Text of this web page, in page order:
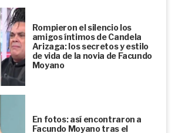
Rompieron el silencio los
amigos íntimos de Candela
Arizaga: los secretos y estilo
de vida de la novia de Facundo
Moyano
En fotos: así encontraron a
Facundo Moyano tras el